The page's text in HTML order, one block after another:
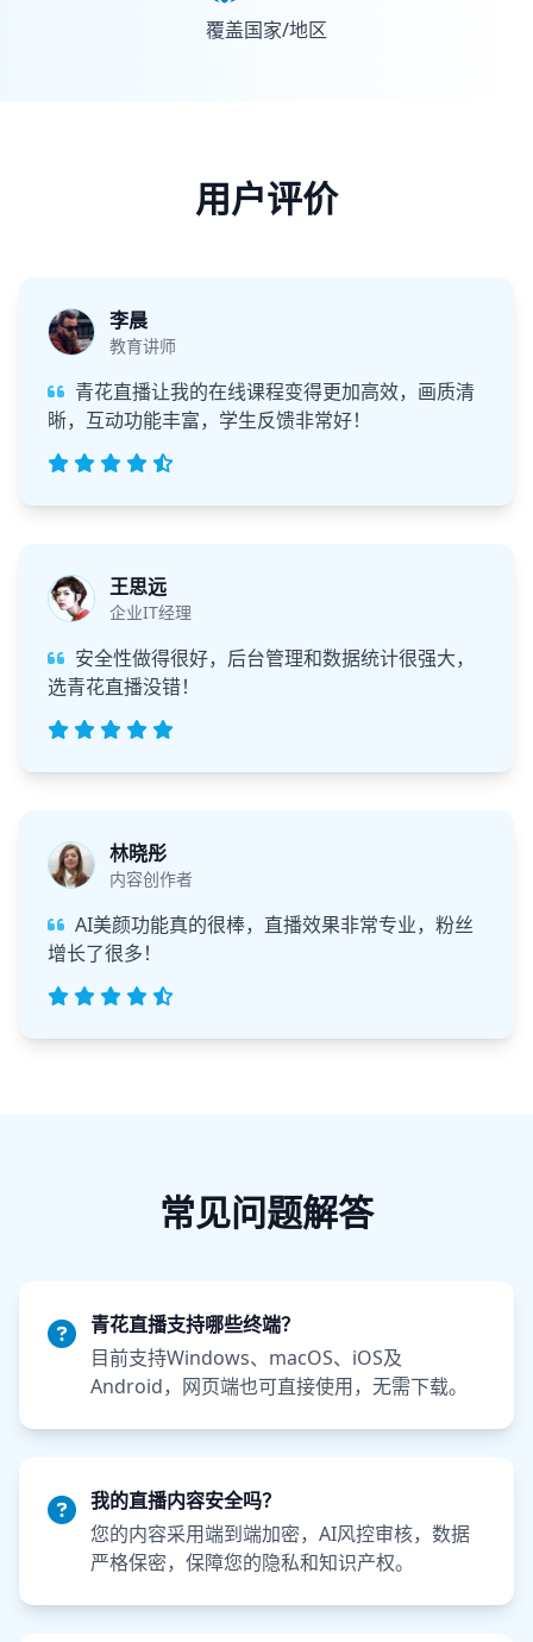
覆盖国家/地区
用户评价
李晨
教育讲师
青花直播让我的在线课程变得更加高效，画质清
晰，互动功能丰富，学生反馈非常好！
王思远
企业IT经理
安全性做得很好，后台管理和数据统计很强大，
选青花直播没错！
林晓彤
内容创作者
AI美颜功能真的很棒，直播效果非常专业，粉丝
增长了很多！
常见问题解答
青花直播支持哪些终端？
目前支持Windows、macOS、iOS及
Android，网页端也可直接使用，无需下载。
我的直播内容安全吗？
您的内容采用端到端加密，AI风控审核，数据
严格保密，保障您的隐私和知识产权。